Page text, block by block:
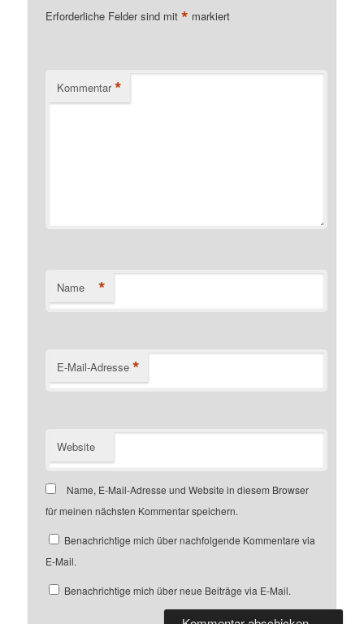
Erforderliche Felder sind mit* markiert
Kommentar *
Name *
E-Mail-Adresse *
Website
Name, E-Mail-Adresse und Website in diesem Browser
für meinen nächsten Kommentar speichern.
Benachrichtige mich über nachfolgende Kommentare via
E-Mail.
Benachrichtige mich über neue Beiträge via E-Mail.